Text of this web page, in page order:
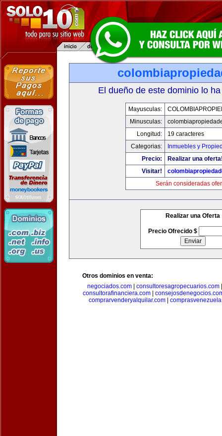
El dueño de este dominio lo
Mayusculas:
Minusculas:
Longitud:
19 caracteres
Categorias:
Inmuebles y
Precio:
Realizar una
Visitar!
Serán consideradas
Realizar una Oferta
Precio Ofrecido $
Otros dominios en venta:
negociados.com
consultoresagropecuarios.com
consultorafinanciera.com|
comprarvenderyalquilar.com|